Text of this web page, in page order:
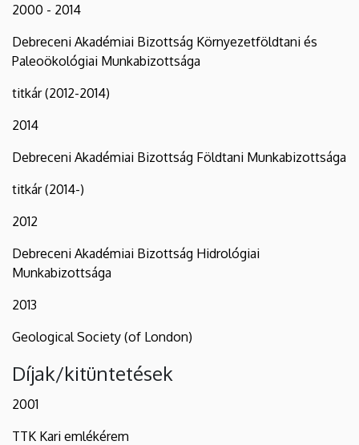
2000 - 2014
Debreceni Akadémiai Bizottság Környezetföldtani és
Paleoökológiai Munkabizottsága
titkár (2012-2014)
2014
Debreceni Akadémiai Bizottság Földtani Munkabizottsága
titkár (2014-)
2012
Debreceni Akadémiai Bizottság Hidrológiai
Munkabizottsága
2013
Geological Society (of London)
Díjak/kitüntetések
2001
TTK Kari emlékérem